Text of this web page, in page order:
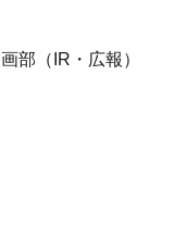
部（IR・広報）